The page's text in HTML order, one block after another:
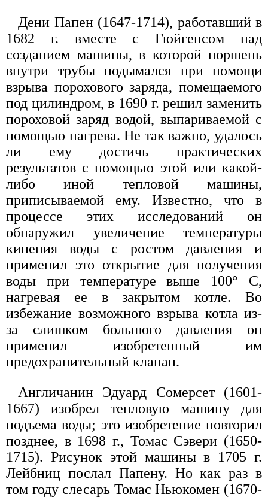
Дени Папен (1647-1714), работавший в
1682 г. вместе с Гюйгенсом над
созданием машины, в которой поршень
внутри трубы подымался при помощи
взрыва порохового заряда, помещаемого
под цилиндром, в 1690 г. решил заменить
пороховой заряд водой, выпариваемой с
помощью нагрева. Не так важно, удалось
ли ему достичь практических
результатов с помощью этой или какой-
либо иной тепловой машины,
приписываемой ему. Известно, что в
процессе этих исследований он
обнаружил увеличение температуры
кипения воды с ростом давления и
применил это открытие для получения
воды при температуре выше 100° С,
нагревая ее в закрытом котле. Во
избежание возможного взрыва котла из-
за слишком большого давления он
применил изобретенный им
предохранительный клапан.
Англичанин Эдуард Сомерсет (1601-
1667) изобрел тепловую машину для
подъема воды; это изобретение повторил
позднее, в 1698 г., Томас Сэвери (1650-
1715). Рисунок этой машины в 1705 г.
Лейбниц послал Папену. Но как раз в
том году слесарь Томас Ньюкомен (1670-